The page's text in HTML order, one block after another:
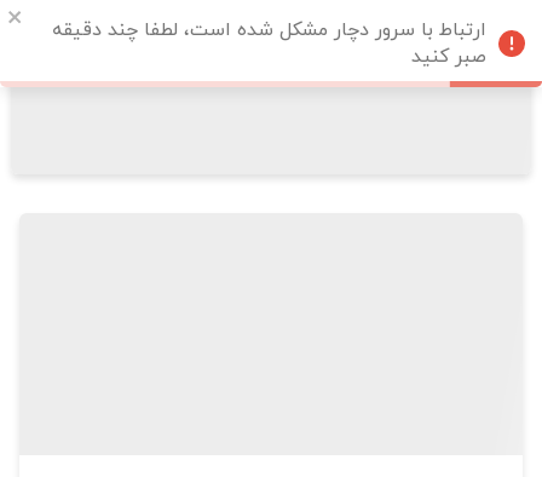
ارتباط با سرور دچار مشکل شده است، لطفا چند دقیقه
صبر کنید